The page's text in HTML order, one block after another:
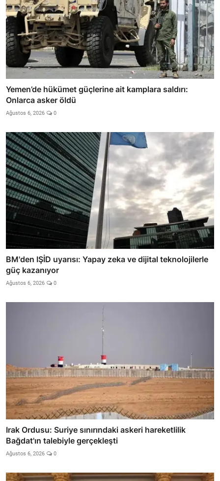
Yemen’de hükümet güçlerine ait kamplara saldırı:
Onlarca asker öldü
Ağustos 6, 2026 0
BM'den IŞİD uyarısı: Yapay zeka ve dijital teknolojilerle
güç kazanıyor
Ağustos 6, 2026 0
Irak Ordusu: Suriye sınırındaki askeri hareketlilik
Bağdat'ın talebiyle gerçekleşti
Ağustos 6, 2026 0